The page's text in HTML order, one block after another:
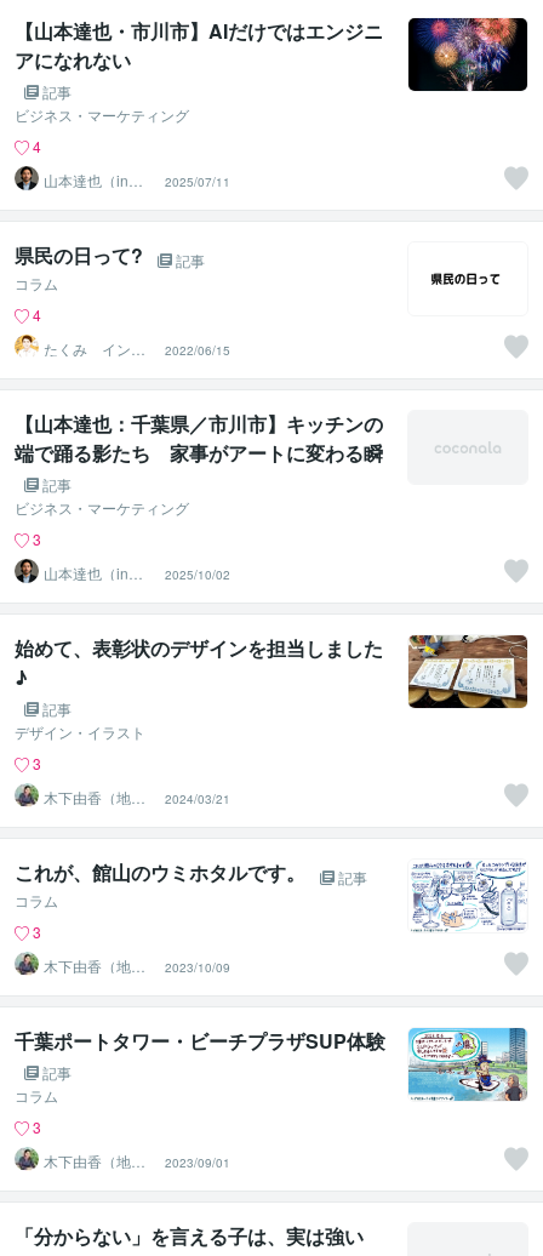
【山本達也・市川市】AIだけではエンジニ
アになれない
記事
ビジネス・マーケティング
4
山本達也（in千
葉県市川市）
2025/07/11
県民の日って?
記事
コラム
4
たくみ インキ
ャだけどリア充
2022/06/15
【山本達也：千葉県／市川市】キッチンの
端で踊る影たち 家事がアートに変わる瞬
間 記事
ビジネス・マーケティング
3
山本達也（in千
葉県市川市）
2025/10/02
始めて、表彰状のデザインを担当しました
♪
記事
デザイン・イラスト
3
木下由香（地域
繋がり手描きデ
ザイナー）
2024/03/21
これが、館山のウミホタルです。
記事
コラム
3
木下由香（地域
繋がり手描きデ
ザイナー）
2023/10/09
千葉ポートタワー・ビーチプラザSUP体験
記事
コラム
3
木下由香（地域
繋がり手描きデ
ザイナー）
2023/09/01
「分からない」を言える子は、実は強い